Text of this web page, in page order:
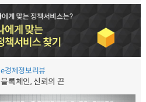
e경제정보리뷰
블록체인, 신뢰의 끈